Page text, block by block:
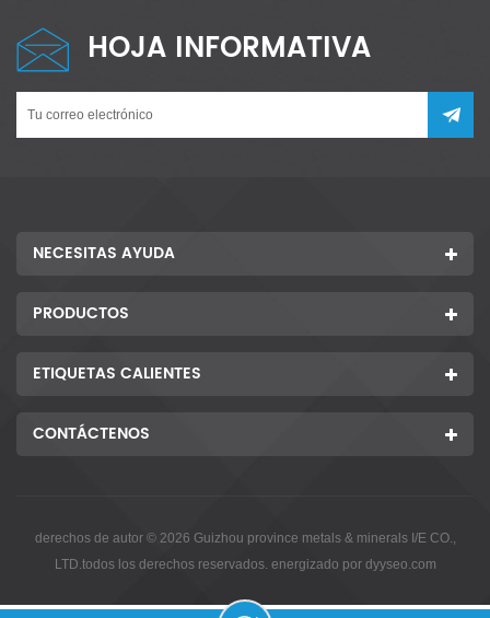
HOJA INFORMATIVA
NECESITAS AYUDA
PRODUCTOS
ETIQUETAS CALIENTES
CONTÁCTENOS
derechos de autor © 2026 Guizhou province metals & minerals I/E CO.,
LTD.todos los derechos reservados. energizado por dyyseo.com